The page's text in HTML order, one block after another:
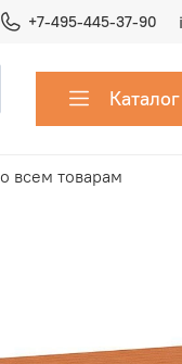
+7-495-445-37-90
Каталог
всем товарам